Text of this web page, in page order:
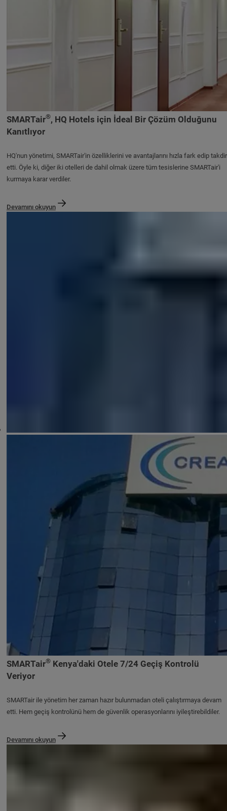
SMARTair®, HQ Hotels için İdeal Bir Çözüm Olduğunu
Kanıtlıyor
HQ'nun yönetimi, SMARTair'in özelliklerini ve avantajlarını hızla fark edip takdir
etti. Öyle ki, diğer iki otelleri de dahil olmak üzere tüm tesislerine SMARTair'i
kurmaya karar verdiler.
Devamını okuyun
SMARTair®Kenya'daki Otele 7/24 Geçiş Kontrolü
Veriyor
SMARTair ile yönetim her zaman hazır bulunmadan oteli çalıştırmaya devam
etti. Hem geçiş kontrolünü hem de güvenlik operasyonlarını iyileştirebildiler.
Devamını okuyun